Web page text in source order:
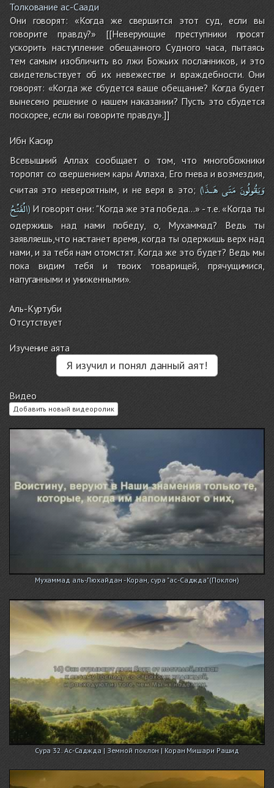
Толкование ас-Саади
Они говорят: «Когда же свершится этот суд, если вы
говорите правду?» [[Неверующие преступники просят
ускорить наступление обещанного Судного часа, пытаясь
тем самым изобличить во лжи Божьих посланников, и это
свидетельствует об их невежестве и враждебности. Они
говорят: «Когда же сбудется ваше обещание? Когда будет
вынесено решение о нашем наказании? Пусть это сбудется
поскорее, если вы говорите правду».]]
Ибн Касир
Всевышний Аллах сообщает о том, что многобожники
торопят со свершением кары Аллаха, Его гнева и возмездия,
считая это невероятным, и не веря в это;( وَيَقُولُونَ مَتَى هَـذَا
الْفَتْحُ)И говорят они: "Когда же эта победа…» - т.е. «Когда ты
одержишь над нами победу, о, Мухаммад? Ведь ты
заявляешь,что настанет время, когда ты одержишь верх над
нами, и за тебя нам отомстят. Когда же это будет? Ведь мы
пока видим тебя и твоих товарищей, прячущимися,
напуганными и униженными».
Аль-Куртуби
Отсутствует
Изучение аята
Я изучил и понял данный аят!
Видео
Добавить новый видеоролик
Мухаммад аль-Люхайдан - Коран, сура "ас-Саджда"(Поклон)
Сура 32. Ас-Саджда | Земной поклон | Коран Мишари Рашид